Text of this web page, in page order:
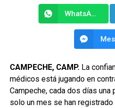
WhatsApp
CAMPECHE, CAMP. La
médicos está jugando en
Campeche, cada dos días una
solo un mes se han